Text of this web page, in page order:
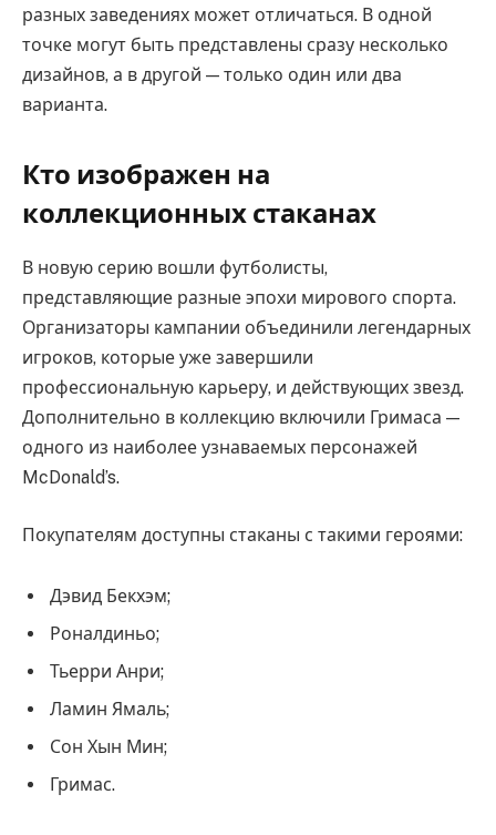
разных заведениях может отличаться. В одной
точке могут быть представлены сразу несколько
дизайнов, а в другой — только один или два
варианта.
Кто изображен на
коллекционных стаканах
В новую серию вошли футболисты,
представляющие разные эпохи мирового спорта.
Организаторы кампании объединили легендарных
игроков, которые уже завершили
профессиональную карьеру, и действующих звезд.
Дополнительно в коллекцию включили Гримаса —
одного из наиболее узнаваемых персонажей
McDonald’s.
Покупателям доступны стаканы с такими героями:
Дэвид Бекхэм;
Роналдиньо;
Тьерри Анри;
Ламин Ямаль;
Сон Хын Мин;
Гримас.